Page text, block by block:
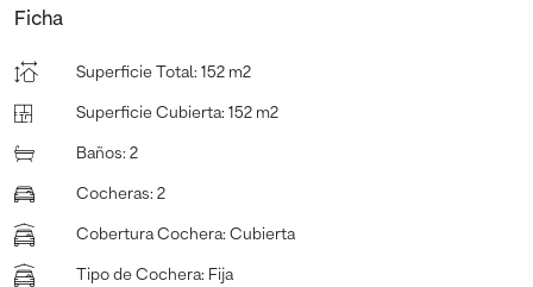
Ficha
Superficie Total : 152 m2
Superficie Cubierta: 152 m2
Baños: 2
Cocheras: 2
Cobertura Cochera: Cubierta
Tipo de Cochera: Fija